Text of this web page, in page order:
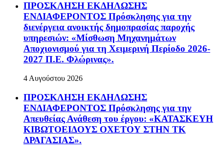
ΠΡΟΣΚΛΗΣΗ ΕΚΔΗΛΩΣΗΣ
ΕΝΔΙΑΦΕΡΟΝΤΟΣ Πρόσκλησης για την
διενέργεια ανοικτής δημοπρασίας παροχής
υπηρεσιών: «Μίσθωση Μηχανημάτων
Αποχιονισμού για τη Χειμερινή Περίοδο 2026-
2027 Π.Ε. Φλώρινας».
4 Αυγούστου 2026
ΠΡΟΣΚΛΗΣΗ ΕΚΔΗΛΩΣΗΣ
ΕΝΔΙΑΦΕΡΟΝΤΟΣ Πρόσκλησης για την
Απευθείας Ανάθεση του έργου: «ΚΑΤΑΣΚΕΥΗ
ΚΙΒΩΤΟΕΙΔΟΥΣ ΟΧΕΤΟΥ ΣΤΗΝ ΤΚ
ΔΡΑΓΑΣΙΑΣ».